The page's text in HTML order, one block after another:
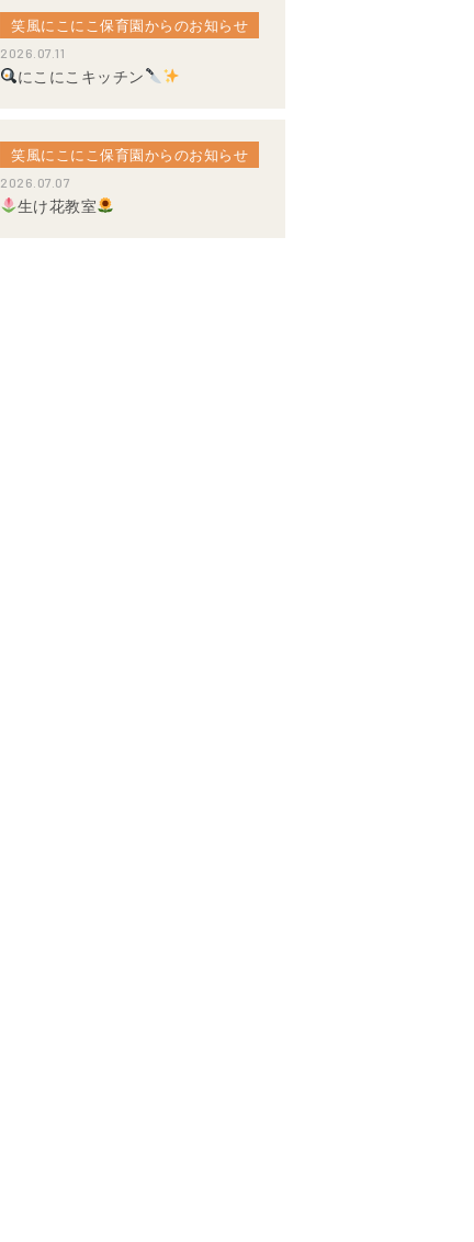
笑風にこにこ保育園からのお知らせ
2026.07.11
にこにこキッチン
笑風にこにこ保育園からのお知らせ
2026.07.07
生け花教室